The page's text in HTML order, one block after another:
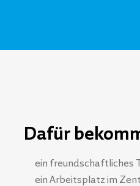
Dafür
ein freundschaftliches
ein Arbeitsplatz im